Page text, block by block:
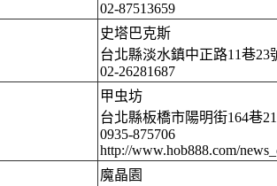
02-87513659
史塔巴克斯
台北縣淡水鎮中正路11巷23
02-26281687
甲虫坊
台北縣板橋市陽明街164巷
0935-875706
http://www.hob888.com/
魔晶園